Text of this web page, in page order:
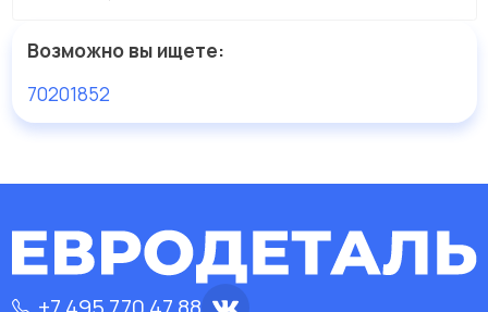
Возможно вы ищете:
70201852